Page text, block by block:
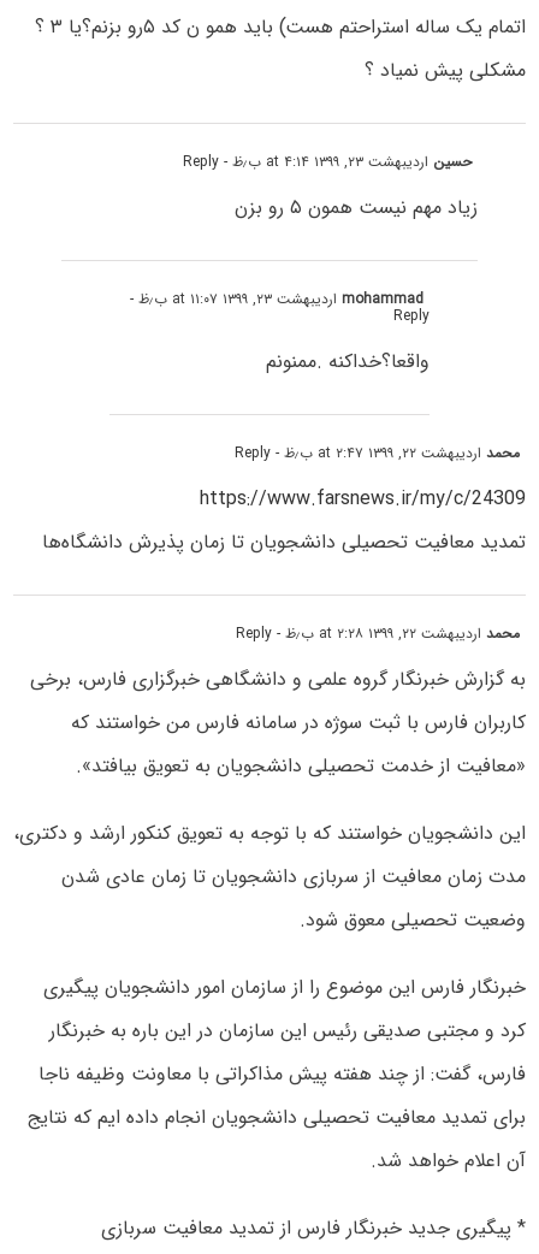
اتمام یک ساله استراحتم هست) باید همو ن کد ۵رو بزنم؟یا ۳ ؟
مشکلی پیش نمیاد ؟
حسین اردیبهشت ۲۳, ۱۳۹۹ at ۴:۱۴ ب٫ظ - Reply
زیاد مهم نیست همون ۵ رو بزن
mohammadاردیبهشت ۲۳, ۱۳۹۹ at ۱۱:۰۷ ب٫ظ -
Reply
واقعا؟خداکنه .ممنونم
محمداردیبهشت ۲۲, ۱۳۹۹ at ۲:۴۷ ب٫ظ - Reply
https://www.farsnews.ir/my/c/24309
تمدید معافیت تحصیلی دانشجویان تا زمان پذیرش دانشگاه‌ها
محمداردیبهشت ۲۲, ۱۳۹۹ at ۲:۲۸ ب٫ظ - Reply
به گزارش خبرنگار گروه علمی و دانشگاهی خبرگزاری فارس، برخی
کاربران فارس با ثبت سوژه در سامانه فارس من خواستند که
«معافیت از خدمت تحصیلی دانشجویان به تعویق بیافتد».
این دانشجویان خواستند که با توجه به تعویق کنکور ارشد و دکتری،
مدت زمان معافیت از سربازی دانشجویان تا زمان عادی شدن
وضعیت تحصیلی معوق شود.
خبرنگار فارس این موضوع را از سازمان امور دانشجویان پیگیری
کرد و مجتبی صدیقی رئیس این سازمان در این باره به خبرنگار
فارس، گفت: از چند هفته پیش مذاکراتی با معاونت وظیفه ناجا
برای تمدید معافیت تحصیلی دانشجویان انجام داده ایم که نتایج
آن اعلام خواهد شد.
* پیگیری جدید خبرنگار فارس از تمدید معافیت سربازی